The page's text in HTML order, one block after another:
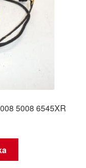
5008 6545XR